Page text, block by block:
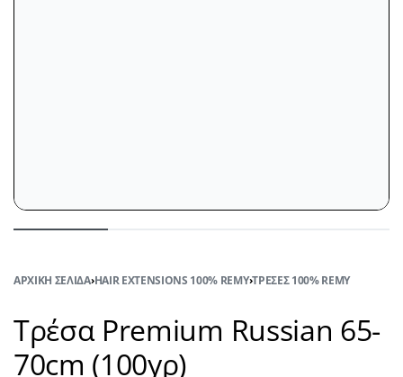
ΑΡΧΙΚΉ ΣΕΛΊΔΑ›HAIR EXTENSIONS 100% REMY›ΤΡΈΣΕΣ 100% REMY
Τρέσα Premium Russian 65-
70cm (100γρ)